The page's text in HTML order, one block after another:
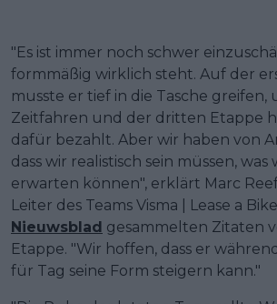
"Es ist immer noch schwer
formmäßig wirklich steht. Auf der
musste er tief in die Tasche greifen,
Zeitfahren und der dritten Etappe
dafür bezahlt. Aber wir haben von
dass wir realistisch sein müssen, was
erwarten können", erklärt Marc
Leiter des Teams Visma | Lease a
Nieuwsblad gesammelten Zitaten
Etappe. "Wir hoffen, dass er
für Tag seine Form steigern kann."